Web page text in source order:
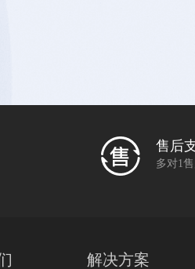
售后
多对1
解决方案